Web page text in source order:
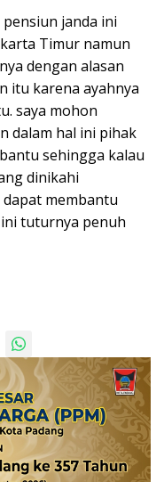
janda ini
Timur namun
dengan alasan
itu karena ayahnya
saya mohon
dalam hal ini pihak
sehingga kalau
dinikahi
dapat membantu
tuturnya penuh